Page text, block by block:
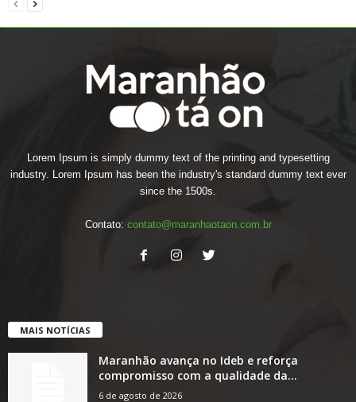
Lorem Ipsum is simply dummy text of the printing and typesetting
industry. Lorem Ipsum has been the industry's standard dummy text ever
since the 1500s.
Contato: contato@maranhaotaon.com.br
MAIS NOTÍCIAS
Maranhão avança no Ideb e reforça
compromisso com a qualidade da...
6 de agosto de 2026